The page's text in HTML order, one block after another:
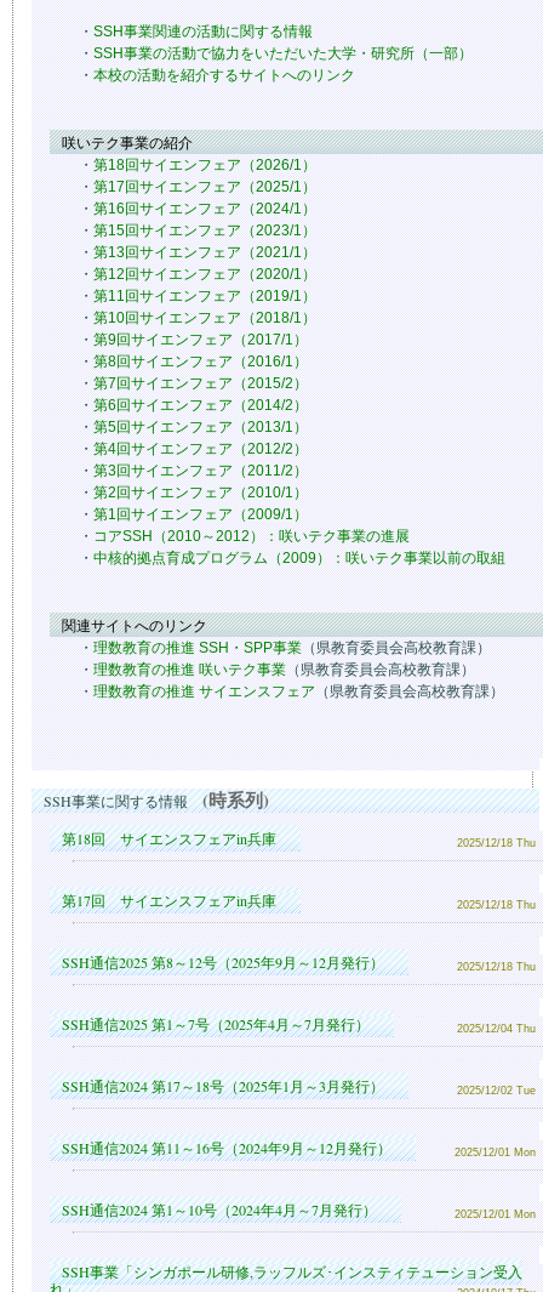
・SSH事業関連の活動に関する情報
・SSH事業の活動で協力をいただいた大学・研究所（一部）
・本校の活動を紹介するサイトへのリンク
咲いテク事業の紹介
・第18回サイエンフェア（2026/1）
・第17回サイエンフェア（2025/1）
・第16回サイエンフェア（2024/1）
・第15回サイエンフェア（2023/1）
・第13回サイエンフェア（2021/1）
・第12回サイエンフェア（2020/1）
・第11回サイエンフェア（2019/1）
・第10回サイエンフェア（2018/1）
・第9回サイエンフェア（2017/1）
・第8回サイエンフェア（2016/1）
・第7回サイエンフェア（2015/2）
・第6回サイエンフェア（2014/2）
・第5回サイエンフェア（2013/1）
・第4回サイエンフェア（2012/2）
・第3回サイエンフェア（2011/2）
・第2回サイエンフェア（2010/1）
・第1回サイエンフェア（2009/1）
・コアSSH（2010～2012）：咲いテク事業の進展
・中核的拠点育成プログラム（2009）：咲いテク事業以前の取組
関連サイトへのリンク
・理数教育の推進 SSH・SPP事業（県教育委員会高校教育課）
・理数教育の推進 咲いテク事業（県教育委員会高校教育課）
・理数教育の推進 サイエンスフェア（県教育委員会高校教育課）
SSH事業に関する情報(時系列)
第18回 サイエンスフェアin兵庫 2025/12/18 Thu
第17回 サイエンスフェアin兵庫 2025/12/18 Thu
SSH通信2025 第8～12号（2025年9月～12月発行） 2025/12/18 Thu
SSH通信2025 第1～7号（2025年4月～7月発行） 2025/12/04 Thu
SSH通信2024 第17～18号（2025年1月～3月発行） 2025/12/02 Tue
SSH通信2024 第11～16号（2024年9月～12月発行） 2025/12/01 Mon
SSH通信2024 第1～10号（2024年4月～7月発行） 2025/12/01 Mon
SSH事業「シンガポール研修,ラッフルズ･インスティテューション受入